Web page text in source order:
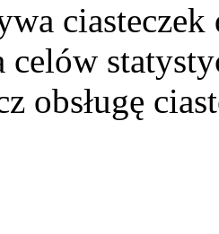
obsługę